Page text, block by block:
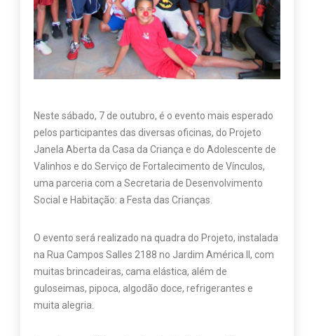
Neste sábado, 7 de outubro, é o evento mais esperado
pelos participantes das diversas oficinas, do Projeto
Janela Aberta da Casa da Criança e do Adolescente de
Valinhos e do Serviço de Fortalecimento de Vínculos,
uma parceria com a Secretaria de Desenvolvimento
Social e Habitação: a Festa das Crianças.
O evento será realizado na quadra do Projeto, instalada
na Rua Campos Salles 2188 no Jardim América II, com
muitas brincadeiras, cama elástica, além de
guloseimas, pipoca, algodão doce, refrigerantes e
muita alegria.